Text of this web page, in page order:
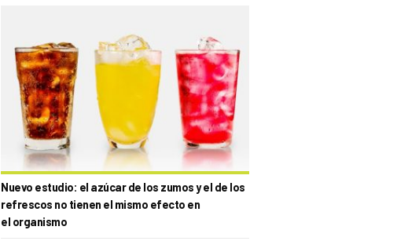
Nuevo estudio: el azúcar de los zumos y el de los
refrescos no tienen el mismo efecto en
el organismo